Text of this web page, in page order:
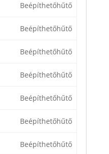
Beépíthetőhűtő
Beépíthetőhűtő
Beépíthetőhűtő
Beépíthetőhűtő
Beépíthetőhűtő
Beépíthetőhűtő
Beépíthetőhűtő